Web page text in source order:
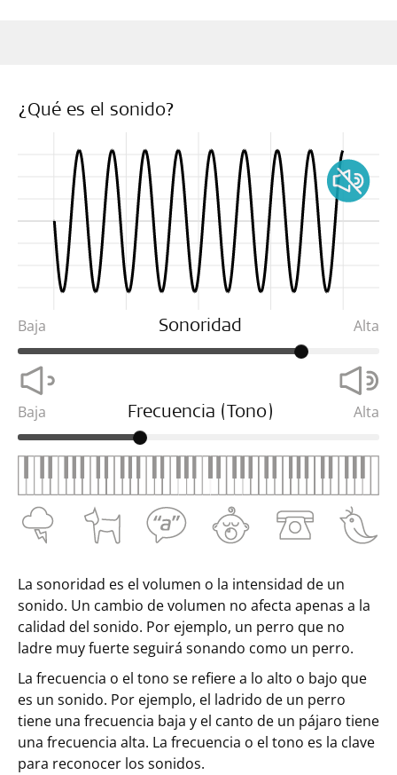
¿Qué es el sonido?
Baja Sonoridad Alta
Baja Frecuencia (Tono) Alta
La sonoridad es el volumen o la intensidad de un
sonido. Un cambio de volumen no afecta apenas a la
calidad del sonido. Por ejemplo, un perro que no
ladre muy fuerte seguirá sonando como un perro.
La frecuencia o el tono se refiere a lo alto o bajo que
es un sonido. Por ejemplo, el ladrido de un perro
tiene una frecuencia baja y el canto de un pájaro tiene
una frecuencia alta. La frecuencia o el tono es la clave
para reconocer los sonidos.